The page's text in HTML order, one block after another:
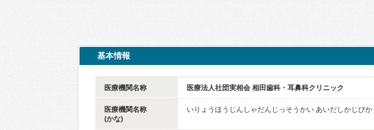
基本情報
医療機関名称 医療法人社団実相会 相田歯科・耳鼻科クリニック
医療機関名称
(かな)
いりょうほうじんしゃだんじっそうかい あいだしかじびか